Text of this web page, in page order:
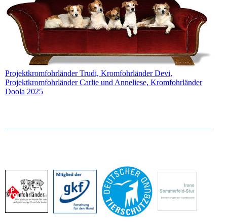
Projektkromfohrländer Trudi, Kromfohrländer Devi,
Projektkromfohrländer Carlie und Anneliese, Kromfohrländer
Doola 2025